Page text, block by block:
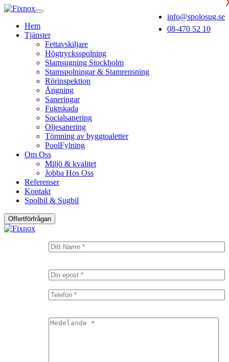
info@spolosug.se
08-470 52 10
Hem
Tjänster
Fettavskiljare
Högtrycksspolning
Slamsugning Stockholm
Stamspolningar & Stamrensning
Rörinspektion
Ångning
Saneringar
Fuktskada
Socialsanering
Oljesanering
Tömning av byggtoaletter
PoolFylning
Om Oss
Miljö & kvalitet
Jobba Hos Oss
Referenser
Kontakt
Spolbil & Sugbil
Offertförfrågan